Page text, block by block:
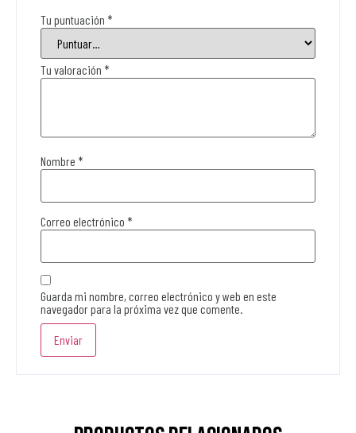
Tu puntuación *
Tu valoración *
Nombre *
Correo electrónico *
Guarda mi nombre, correo electrónico y web en este
navegador para la próxima vez que comente.